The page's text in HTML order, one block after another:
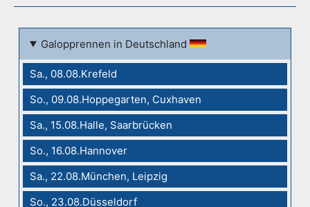
Galopprennen in Deutschland
Sa., 08.08.Krefeld
So., 09.08.Hoppegarten, Cuxhaven
Sa., 15.08.Halle, Saarbrücken
So., 16.08.Hannover
Sa., 22.08.München, Leipzig
So., 23.08.Düsseldorf